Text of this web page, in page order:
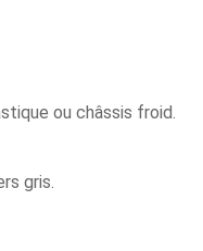
ou châssis froid.
gris.